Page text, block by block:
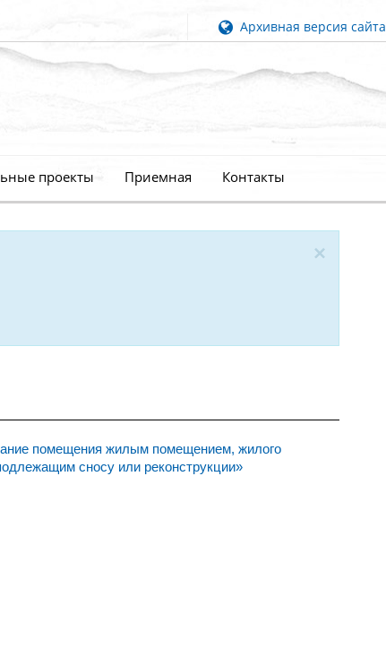
Архивная версия сайта
проекты Приемная Контакты
×
помещения жилым помещением, жилого
сносу или реконструкции»